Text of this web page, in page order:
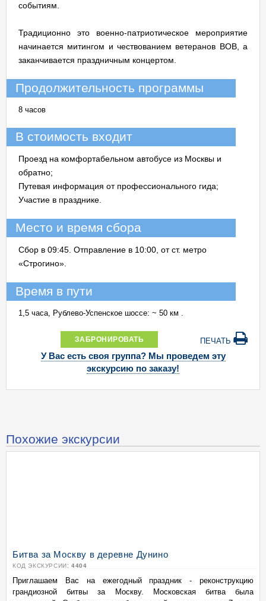
событиям.
Традиционно это военно-патриотическое мероприятие
начинается митингом и чествованием ветеранов ВОВ, а
заканчивается праздничным концертом.
Продолжительность программы
8 часов
В стоимость входит
Проезд на комфортабельном автобусе из Москвы и
обратно;
Путевая информация от профессионального гида;
Участие в празднике.
Место и время сбора
Сбор в 09:45. Отправление в 10:00, от ст. метро
«Строгино».
Время в пути
1,5 часа, Рублево-Успенское шоссе: ~ 50 км .
ЗАБРОНИРОВАТЬ ПЕЧАТЬ
У Вас есть своя группа? Мы проведем эту
экскурсию по заказу!
Похожие экскурсии
Битва за Москву в деревне Дунино
КОД ЭКСКУРСИИ: 4404
Приглашаем Вас на ежегодный праздник - реконструкцию
грандиозной битвы за Москву. Московская битва была